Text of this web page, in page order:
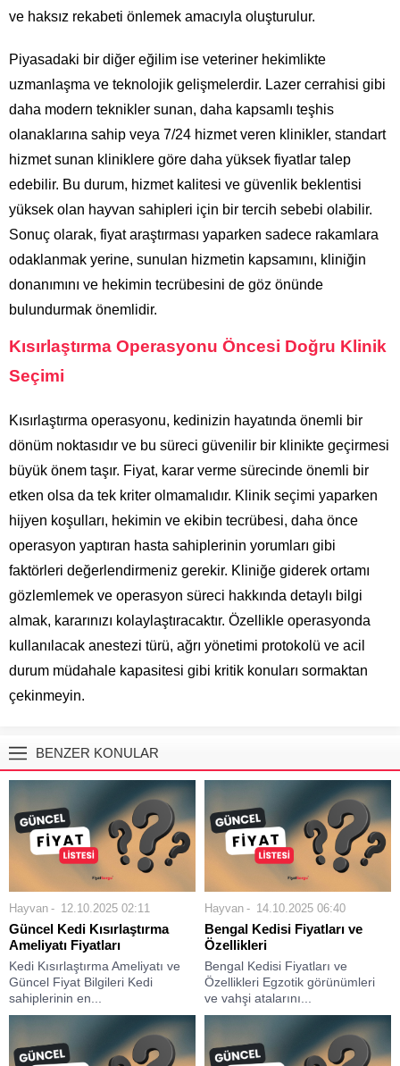
ve haksız rekabeti önlemek amacıyla oluşturulur.
Piyasadaki bir diğer eğilim ise veteriner hekimlikte
uzmanlaşma ve teknolojik gelişmelerdir. Lazer cerrahisi gibi
daha modern teknikler sunan, daha kapsamlı teşhis
olanaklarına sahip veya 7/24 hizmet veren klinikler, standart
hizmet sunan kliniklere göre daha yüksek fiyatlar talep
edebilir. Bu durum, hizmet kalitesi ve güvenlik beklentisi
yüksek olan hayvan sahipleri için bir tercih sebebi olabilir.
Sonuç olarak, fiyat araştırması yaparken sadece rakamlara
odaklanmak yerine, sunulan hizmetin kapsamını, kliniğin
donanımını ve hekimin tecrübesini de göz önünde
bulundurmak önemlidir.
Kısırlaştırma Operasyonu Öncesi Doğru Klinik
Seçimi
Kısırlaştırma operasyonu, kedinizin hayatında önemli bir
dönüm noktasıdır ve bu süreci güvenilir bir klinikte geçirmesi
büyük önem taşır. Fiyat, karar verme sürecinde önemli bir
etken olsa da tek kriter olmamalıdır. Klinik seçimi yaparken
hijyen koşulları, hekimin ve ekibin tecrübesi, daha önce
operasyon yaptıran hasta sahiplerinin yorumları gibi
faktörleri değerlendirmeniz gerekir. Kliniğe giderek ortamı
gözlemlemek ve operasyon süreci hakkında detaylı bilgi
almak, kararınızı kolaylaştıracaktır. Özellikle operasyonda
kullanılacak anestezi türü, ağrı yönetimi protokolü ve acil
durum müdahale kapasitesi gibi kritik konuları sormaktan
çekinmeyin.
BENZER KONULAR
Hayvan 12.10.2025 02:11
Güncel Kedi Kısırlaştırma
Ameliyatı Fiyatları
Kedi Kısırlaştırma Ameliyatı ve
Güncel Fiyat Bilgileri Kedi
sahiplerinin en...
Hayvan 14.10.2025 06:40
Bengal Kedisi Fiyatları ve
Özellikleri
Bengal Kedisi Fiyatları ve
Özellikleri Egzotik görünümleri
ve vahşi atalarını...